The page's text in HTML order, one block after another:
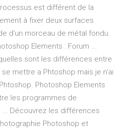
est différent de la
à fixer deux surfaces
d'un morceau de métal fondu.
Elements : Forum ...
sont les différences entre
mettre a Phtoshop mais je n'ai
Photoshop Elements
les programmes de
Découvrez les différences
Photoshop et